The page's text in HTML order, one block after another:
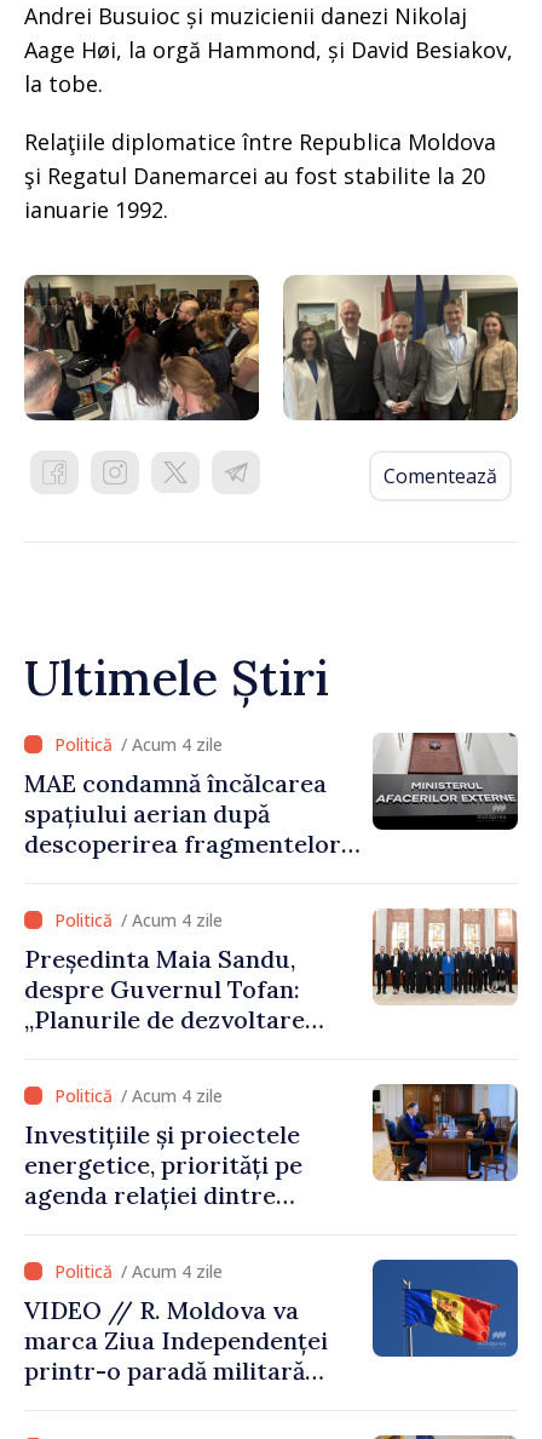
Andrei Busuioc și muzicienii danezi Nikolaj
Aage Høi, la orgă Hammond, și David Besiakov,
la tobe.
Relaţiile diplomatice între Republica Moldova
şi Regatul Danemarcei au fost stabilite la 20
ianuarie 1992.
Comentează
Ultimele Știri
/ Acum 4 zile
MAE condamnă încălcarea
spațiului aerian după
descoperirea fragmentelor
/ Acum 4 zile
Președinta Maia Sandu,
despre Guvernul Tofan:
„Planurile de dezvoltare
nevoie de multă energie și
stabilitate pentru a reuși”
/ Acum 4 zile
Investițiile și proiectele
energetice, priorități pe
agenda relației dintre
/ Acum 4 zile
VIDEO // R. Moldova va
marca Ziua Independenței
printr-o paradă militară
„Evenimentul reflectă